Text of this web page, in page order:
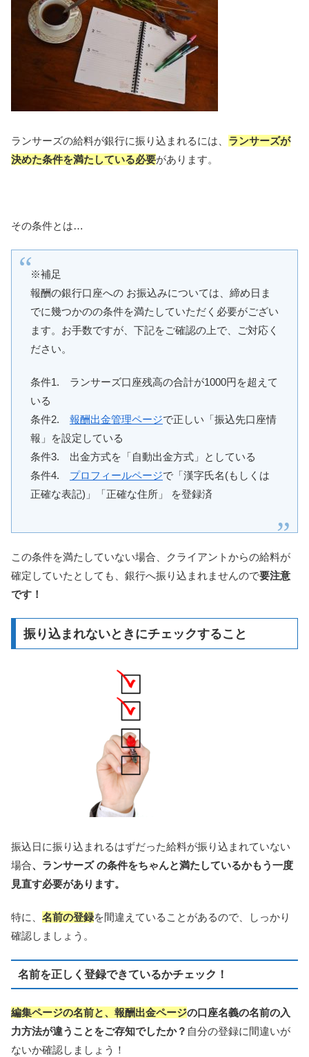
ランサーズの給料が銀行に振り込まれるには、 ランサーズが
決めた条件を満たしている必要があります。
その条件とは…
※補足
報酬の銀行口座への お振込みについては、締め日ま
でに幾つかのの条件を満たしていただく必要がござい
ます。お手数ですが、下記をご確認の上で、ご対応く
ださい。
条件1. ランサーズ口座残高の合計が1000円を超えて
いる
条件2. 報酬出金管理ページで正しい「振込先口座情
報」を設定している
条件3. 出金方式を「自動出金方式」としている
条件4. プロフィールページで「漢字氏名(もしくは
正確な表記)」「正確な住所」 を登録済
この条件を満たしていない場合、クライアントからの給料が
確定していたとしても、銀行へ振り込まれませんので要注意
です！
振り込まれないときにチェックすること
振込日に振り込まれるはずだった給料が振り込まれていない
場合、ランサーズ の条件をちゃんと満たしているかもう一度
見直す必要があります。
特に、 名前の登録を間違えていることがあるので、しっかり
確認しましょう。
名前を正しく登録できているかチェック！
編集ページの名前と、報酬出金ページの口座名義の名前の入
力方法が違うことをご存知でしたか？ 自分の登録に間違いが
ないか確認しましょう！